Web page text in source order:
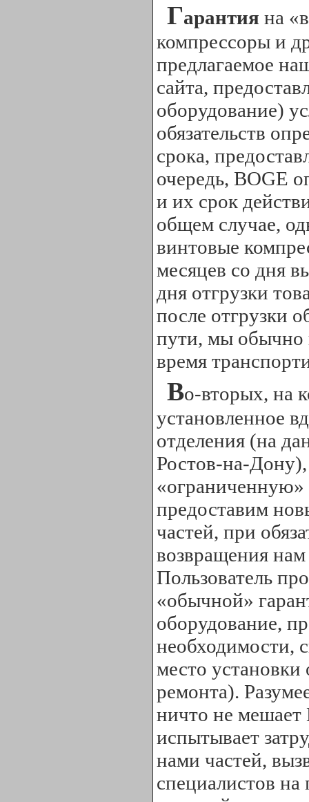
Гарантия на
компрессоры и
предлагаемое
сайта,
оборудование)
обязательств
срока,
очередь, BOGE
и их срок
общем случае,
винтовые
месяцев со дня
дня отгрузки
после отгрузки
пути, мы обычно
время
Во-вторых, на
установленное
отделения (на
Ростов-на-
«ограниченную»
предоставим
частей, при
возвращения
Пользователь
«обычной»
оборудование,
необходимости,
место установки
ремонта).
ничто не мешает
испытывает
нами частей,
специалистов